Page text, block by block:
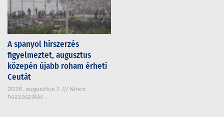
A spanyol hírszerzés
figyelmeztet, augusztus
közepén újabb roham érheti
Ceutát
2026. augusztus 7.
Nincs
hozzászólás